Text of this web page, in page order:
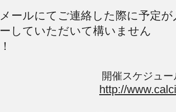
メールにてご連絡した際に予定
ーしていただいて構いません
！
開催スケジュ
http://